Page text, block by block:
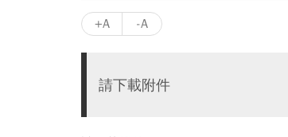
+A -A
請下載附件